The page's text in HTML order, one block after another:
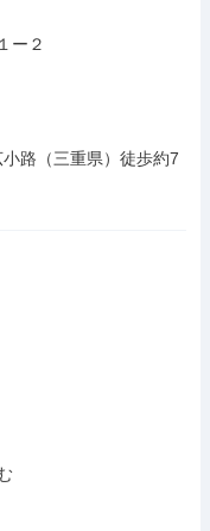
ー２
路（三重県）徒歩約7